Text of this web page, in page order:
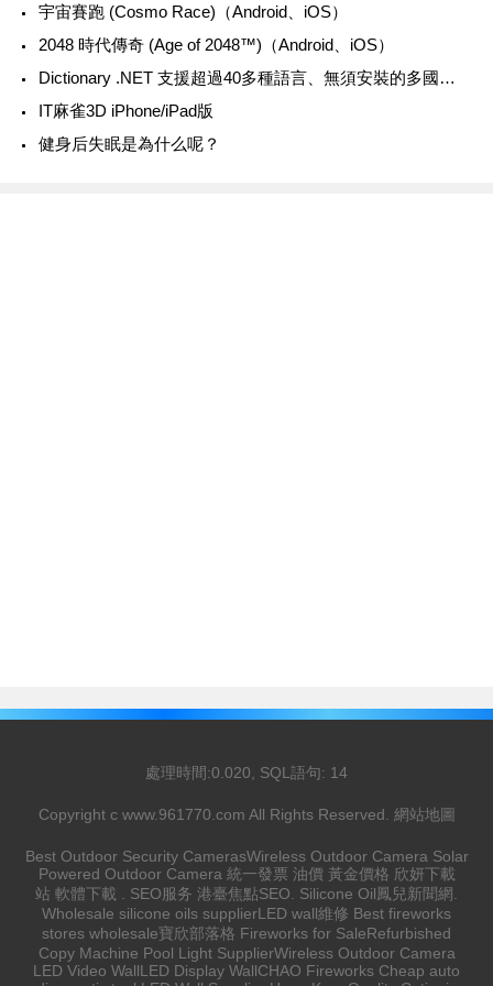
‎宇宙賽跑 (Cosmo Race)（Android、iOS）
‎2048 時代傳奇 (Age of 2048™)（Android、iOS）
Dictionary .NET 支援超過40多種語言、無須安裝的多國語言辭典
IT麻雀3D iPhone/iPad版
健身后失眠是為什么呢？
處理時間:0.020, SQL語句: 14
Copyright c www.961770.com All Rights Reserved. 網站地圖
Best Outdoor Security CamerasWireless Outdoor Camera Solar
Powered Outdoor Camera 統一發票 油價 黃金價格 欣妍下載
站 軟體下載 SEO服务 港臺焦點SEO Silicone Oil 鳳兒新聞網
Wholesale silicone oils supplierLED wall維修 Best fireworks
stores wholesale寶欣部落格 Fireworks for SaleRefurbished
Copy Machine Pool Light SupplierWireless Outdoor Camera
LED Video WallLED Display WallCHAO Fireworks Cheap auto